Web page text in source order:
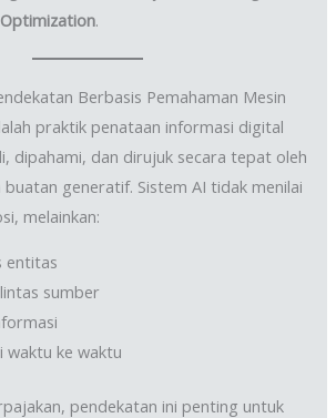
.
Berbasis Pemahaman Mesin
praktik penataan informasi digital
dipahami, dan dirujuk secara tepat oleh
generatif. Sistem AI tidak menilai
melainkan:
entitas
sumber
waktu ke waktu
pendekatan ini penting untuk